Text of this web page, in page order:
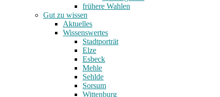
frühere Wahlen
Gut zu wissen
Aktuelles
Wissenswertes
Stadtporträt
Elze
Esbeck
Mehle
Sehlde
Sorsum
Wittenburg